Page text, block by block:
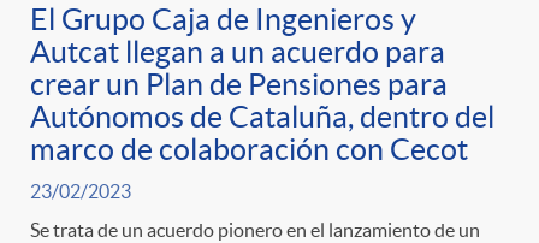
El Grupo Caja de Ingenieros y
Autcat llegan a un acuerdo para
crear un Plan de Pensiones para
Autónomos de Cataluña, dentro del
marco de colaboración con Cecot
23/02/2023
Se trata de un acuerdo pionero en el lanzamiento de un